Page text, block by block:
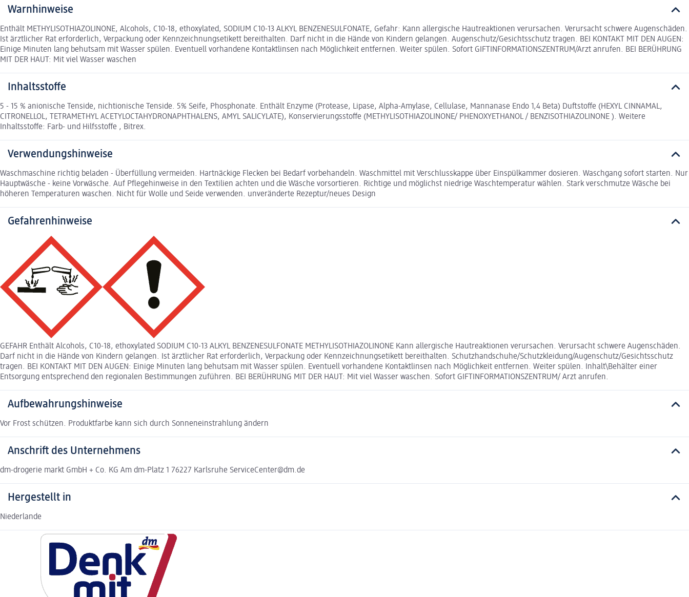
Warnhinweise
Enthält METHYLISOTHIAZOLINONE, Alcohols, C10-18, ethoxylated, SODIUM C10-13 ALKYL BENZENESULFONATE, Gefahr: Kann allergische Hautreaktionen verursachen. Verursacht schwere Augenschäden.
Ist ärztlicher Rat erforderlich, Verpackung oder Kennzeichnungsetikett bereithalten. Darf nicht in die Hände von Kindern gelangen. Augenschutz/Gesichtsschutz tragen. BEI KONTAKT MIT DEN AUGEN:
Einige Minuten lang behutsam mit Wasser spülen. Eventuell vorhandene Kontaktlinsen nach Möglichkeit entfernen. Weiter spülen. Sofort GIFTINFORMATIONSZENTRUM/Arzt anrufen. BEI BERÜHRUNG
MIT DER HAUT: Mit viel Wasser waschen
Inhaltsstoffe
5 - 15 % anionische Tenside, nichtionische Tenside. 5% Seife, Phosphonate. Enthält Enzyme (Protease, Lipase, Alpha-Amylase, Cellulase, Mannanase Endo 1,4 Beta) Duftstoffe (HEXYL CINNAMAL,
CITRONELLOL, TETRAMETHYL ACETYLOCTAHYDRONAPHTHALENS, AMYL SALICYLATE), Konservierungsstoffe (METHYLISOTHIAZOLINONE/ PHENOXYETHANOL / BENZISOTHIAZOLINONE ). Weitere
Inhaltsstoffe: Farb- und Hilfsstoffe , Bitrex.
Verwendungshinweise
Waschmaschine richtig beladen - Überfüllung vermeiden. Hartnäckige Flecken bei Bedarf vorbehandeln. Waschmittel mit Verschlusskappe über Einspülkammer dosieren. Waschgang sofort starten. Nur
Hauptwäsche - keine Vorwäsche. Auf Pflegehinweise in den Textilien achten und die Wäsche vorsortieren. Richtige und möglichst niedrige Waschtemperatur wählen. Stark verschmutze Wäsche bei
höheren Temperaturen waschen. Nicht für Wolle und Seide verwenden. unveränderte Rezeptur/neues Design
Gefahrenhinweise
GEFAHR Enthält Alcohols, C10-18, ethoxylated SODIUM C10-13 ALKYL BENZENESULFONATE METHYLISOTHIAZOLINONE Kann allergische Hautreaktionen verursachen. Verursacht schwere Augenschäden.
Darf nicht in die Hände von Kindern gelangen. Ist ärztlicher Rat erforderlich, Verpackung oder Kennzeichnungsetikett bereithalten. Schutzhandschuhe/Schutzkleidung/Augenschutz/Gesichtsschutz
tragen. BEI KONTAKT MIT DEN AUGEN: Einige Minuten lang behutsam mit Wasser spülen. Eventuell vorhandene Kontaktlinsen nach Möglichkeit entfernen. Weiter spülen. Inhalt\Behälter einer
Entsorgung entsprechend den regionalen Bestimmungen zuführen. BEI BERÜHRUNG MIT DER HAUT: Mit viel Wasser waschen. Sofort GIFTINFORMATIONSZENTRUM/ Arzt anrufen.
Aufbewahrungshinweise
Vor Frost schützen. Produktfarbe kann sich durch Sonneneinstrahlung ändern
Anschrift des Unternehmens
dm-drogerie markt GmbH + Co. KG Am dm-Platz 1 76227 Karlsruhe ServiceCenter@dm.de
Hergestellt in
Niederlande